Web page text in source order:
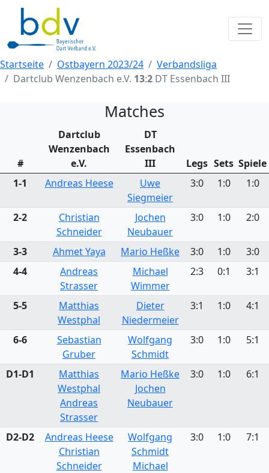
Startseite Ostbayern 2023/24
Verbandsliga
Dartclub Wenzenbach e.V. 13:2 DT Essenbach III
Matches
#
Dartclub
Wenzenbach
e.V.
DT
Essenbach
III
Legs Sets Spiele
1-1
Andreas Heese
Uwe
Siegmeier
3:0 1:0 1:0
2-2
Christian
Schneider
Jochen
Neubauer
3:0 1:0 2:0
3-3 Ahmet Yaya Mario Heßke 3:0 1:0
3:0
4-4
Andreas
Strasser
Michael
Wimmer
2:3 0:1 3:1
5-5
Matthias
Westphal
Dieter
Niedermeier
3:1 1:0 4:1
6-6
Sebastian
Gruber
Wolfgang
Schmidt
3:0 1:0 5:1
D1-D1
Matthias
Westphal
Andreas
Strasser
Mario Heßke
Jochen
Neubauer
3:0 1:0 6:1
D2-D2
Andreas Heese
Christian
Schneider
Wolfgang
Schmidt
Michael
3:0 1:0 7:1